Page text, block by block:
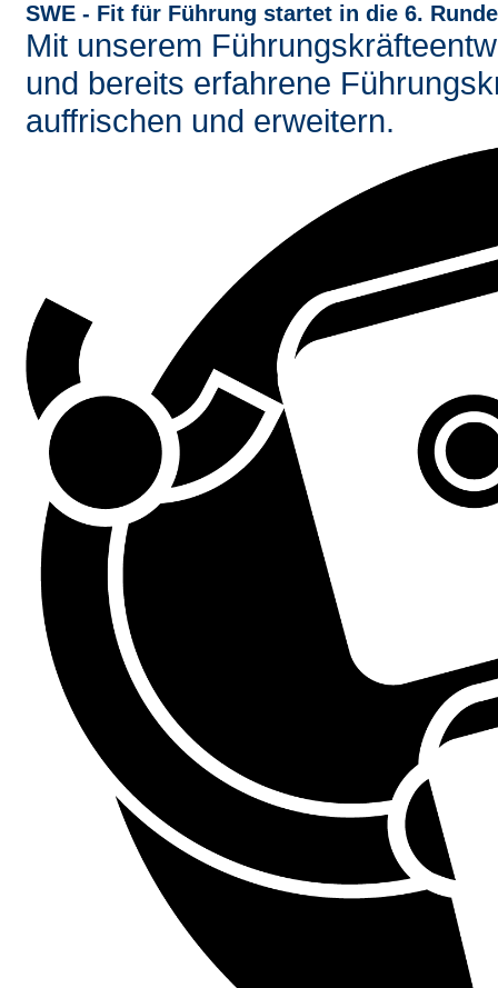
SWE - Fit für Führung startet in die 6.
Mit unserem
und bereits erfahrene
auffrischen und erweitern.